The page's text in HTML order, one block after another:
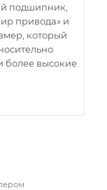
подшипник,
привода» и
который
более высокие